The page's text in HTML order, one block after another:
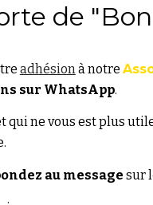
de
adhésion à notre
sur WhatsApp.
qui ne vous est plus
au message sur